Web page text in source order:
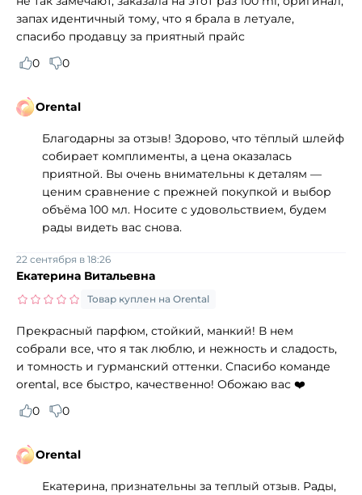
запах идентичный тому, что я брала в летуале,
спасибо продавцу за приятный прайс
0
0
Orental
Благодарны за отзыв! Здорово, что тёплый шлейф
собирает комплименты, а цена оказалась
приятной. Вы очень внимательны к деталям —
ценим сравнение с прежней покупкой и выбор
объёма 100 мл. Носите с удовольствием, будем
рады видеть вас снова.
Екатерина Витальевна
22 сентября в 18:26
Товар куплен на Orental
Прекрасный парфюм, стойкий, манкий! В нем
собрали все, что я так люблю, и нежность и сладость,
и томность и гурманский оттенки. Спасибо команде
orental, все быстро, качественно! Обожаю вас ❤️
0
0
Orental
Екатерина, признательны за теплый отзыв. Рады,